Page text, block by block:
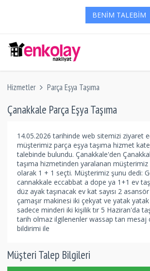
BENIM TALEBIM
Hizmetler Parça Eşya Taşıma
Çanakkale Parça Eşya Taşıma
14.05.2026 tarihinde web sitemizi ziyaret
müşterimiz parça eşya taşıma hizmet
talebinde bulundu. Çanakkale'den
taşıma hizmetinden yaralanan müşterimiz
olarak 1 + 1 seçti. Müşterimiz şunu dedi:
cannakkale eccabbat a dope ya 1+1 ev
düz ayak taşınacak ev kat sayısı 2
çamaşır makinesi iki çekyat ve yatak yatak
sadece minderi iki kişilik tır 5 Haziran'da
tarih olmaz ilgilenenler wassap tan mesaj
bildirimi ile
Müşteri Talep Bilgileri